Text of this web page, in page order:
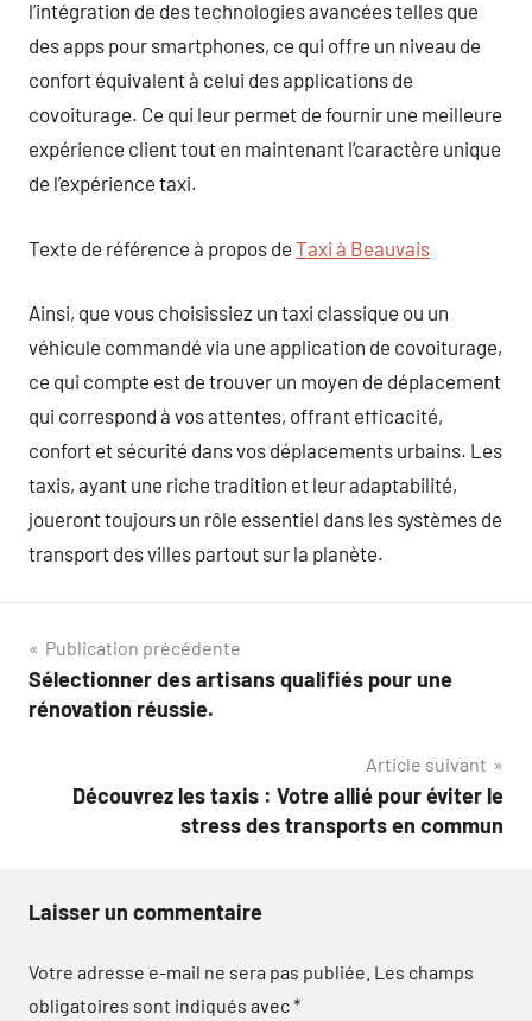
l’intégration de des technologies avancées telles que
des apps pour smartphones, ce qui offre un niveau de
confort équivalent à celui des applications de
covoiturage. Ce qui leur permet de fournir une meilleure
expérience client tout en maintenant l’caractère unique
de l’expérience taxi.
Texte de référence à propos de Taxi à Beauvais
Ainsi, que vous choisissiez un taxi classique ou un
véhicule commandé via une application de covoiturage,
ce qui compte est de trouver un moyen de déplacement
qui correspond à vos attentes, offrant efficacité,
confort et sécurité dans vos déplacements urbains. Les
taxis, ayant une riche tradition et leur adaptabilité,
joueront toujours un rôle essentiel dans les systèmes de
transport des villes partout sur la planète.
Navigation
de
Publication précédente
Sélectionner des artisans qualifiés pour une
rénovation réussie.
Article suivant
Découvrez les taxis : Votre allié pour éviter le
stress des transports en commun
Laisser un commentaire
Votre adresse e-mail ne sera pas publiée. Les champs
obligatoires sont indiqués avec*